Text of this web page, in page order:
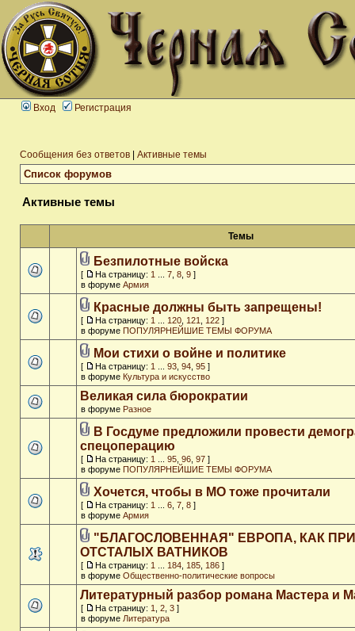
Вход Регистрация
Сообщения без ответов Активные темы
Список форумов
Активные темы
Темы
Безпилотные войска
[ На страницу: 1 7 8 9 ]
в форуме Армия
Красные должны быть запрещены!
[ На страницу: 1 120 121 122 ]
в форуме ПОПУЛЯРНЕЙШИЕ ТЕМЫ ФОРУМА
Мои стихи о войне и политике
[ На страницу: 1 93 94 95 ]
в форуме Культура и искусство
Великая сила бюрократии
в форуме Разное
В Госдуме предложили провести
спецоперацию
[ На страницу: 1 95 96 97 ]
в форуме ПОПУЛЯРНЕЙШИЕ ТЕМЫ ФОРУМА
Хочется, чтобы в МО тоже прочитали
[ На страницу: 1 6 7 8 ]
в форуме Армия
"БЛАГОСЛОВЕННАЯ" ЕВРОПА, КАК
ОТСТАЛЫХ ВАТНИКОВ
[ На страницу: 1 184 185 186 ]
в форуме Общественно-политические вопросы
Литературный разбор романа Мастера и
[ На страницу: 1 2 3 ]
в форуме Литература